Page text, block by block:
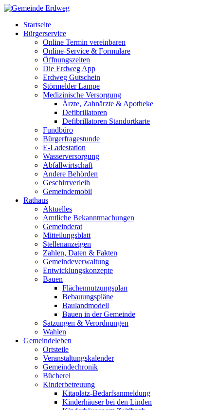
Startseite
Bürgerservice
Online Termin vereinbaren
Online-Service & Formulare
Öffnungszeiten
Die Erdweg App
Erdweg Gutschein
Störmelder Lampe
Medizinische Versorgung
Ärzte, Zahnärzte & Apotheke
Defibrillatoren
Defibrillatoren Standortkarte
Fundbüro
Bürgerfragestunde
E-Ladestation
Wasserversorgung
Abfallwirtschaft
Andere Behörden
Geschirrverleih
Gemeindemobil
Rathaus
Aktuelles
Amtliche Bekanntmachungen
Gemeinderat
Mitteilungsblatt
Stellenanzeigen
Zahlen, Daten & Fakten
Gemeindeverwaltung
Entwicklungskonzepte
Bauen
Flächennutzungsplan
Bebauungspläne
Baulandmodell
Bauen in der Gemeinde
Satzungen & Verordnungen
Wahlen
Gemeindeleben
Ortsteile
Veranstaltungskalender
Gemeindechronik
Bücherei
Kinderbetreuung
Kitaplatz-Bedarfsanmeldung
Kinderhäuser bei den Linden